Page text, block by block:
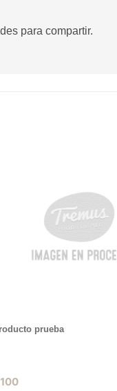
para compartir.
prueba
100